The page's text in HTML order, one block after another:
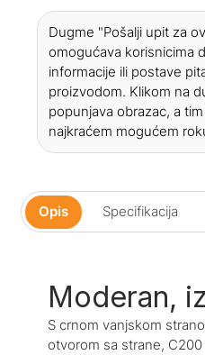
Dugme "Pošalji upit za
omogućava korisnicima
informacije ili postave
proizvodom. Klikom na
popunjava obrazac, a
najkraćem mogućem
Opis Specifikacija
Moderan,
S crnom vanjskom
otvorom sa strane,